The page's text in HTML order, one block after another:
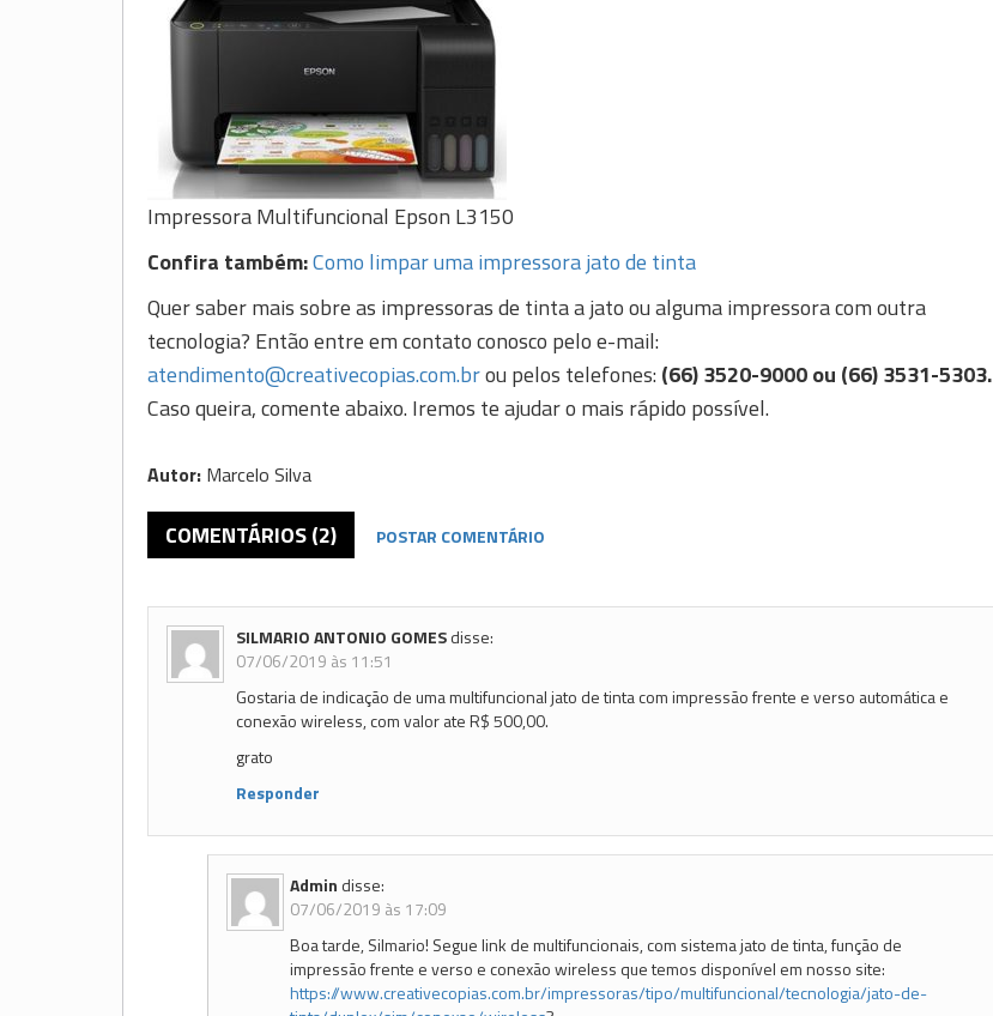
Impressora Multifuncional Epson L3150
Confira também:Como limpar uma impressora jato de tinta
Quer saber mais sobre as impressoras de tinta a jato ou alguma impressora com outra
tecnologia? Então entre em contato conosco pelo e-mail:
atendimento@creativecopias.com.brou pelos telefones: (66) 3520-9000 ou (66) 3531-5303.
Caso queira, comente abaixo. Iremos te ajudar o mais rápido possível.
Autor: Marcelo Silva
COMENTÁRIOS (2) POSTAR COMENTÁRIO
SILMARIO ANTONIO GOMESdisse:
07/06/2019 às 11:51
Gostaria de indicação de uma multifuncional jato de tinta com impressão frente e verso automática e
conexão wireless, com valor ate R$ 500,00.
grato
Responder
Admin disse:
07/06/2019 às 17:09
Boa tarde, Silmario! Segue link de multifuncionais, com sistema jato de tinta, função de
impressão frente e verso e conexão wireless que temos disponível em nosso site:
https://www.creativecopias.com.br/impressoras/tipo/multifuncional/tecnologia/jato-de-